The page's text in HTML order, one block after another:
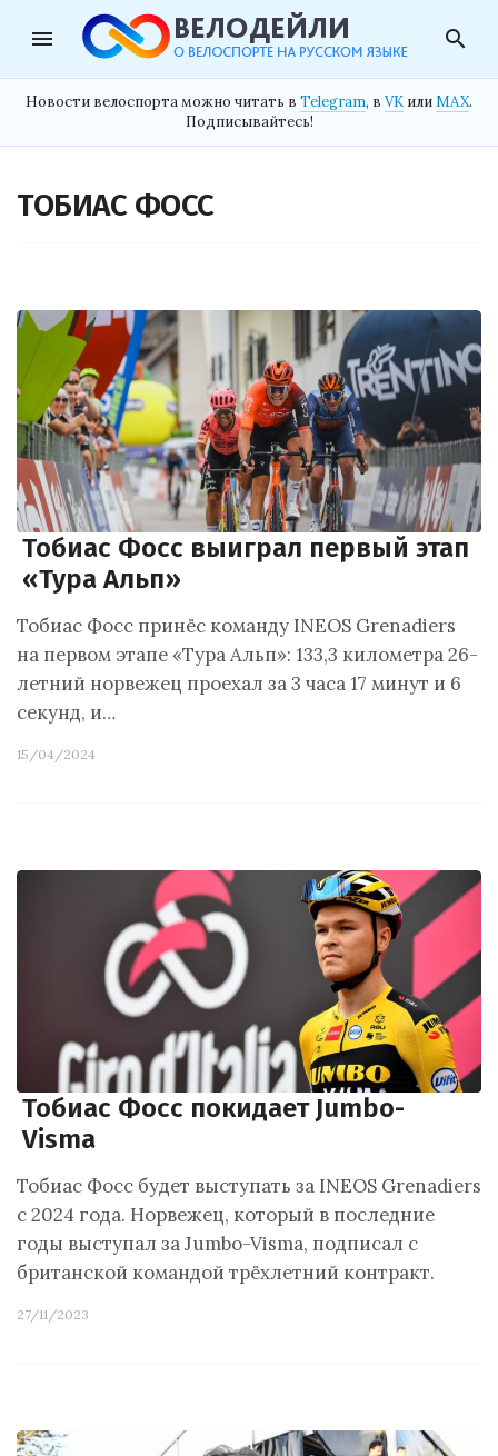
menu search
Новости велоспорта можно читать в Telegram, в VK илиMAX.
Подписывайтесь!
ТОБИАС ФОСС
Тобиас Фосс выиграл первый этап
«Тура Альп»
Тобиас Фосс принёс команду INEOS Grenadiers
на первом этапе «Тура Альп»: 133,3 километра 26-
летний норвежец проехал за 3 часа 17 минут и 6
секунд, и…
15/04/2024
Тобиас Фосс покидает Jumbo-
Visma
Тобиас Фосс будет выступать за INEOS Grenadiers
с 2024 года. Норвежец, который в последние
годы выступал за Jumbo-Visma, подписал с
британской командой трёхлетний контракт.
27/11/2023